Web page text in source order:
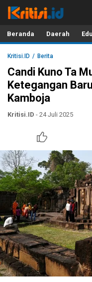
Kritisi.ID
Kritik untuk Negeri!
Beranda Daerah
Kritisi.ID Berita
Candi Kuno Ta
Ketegangan
Kamboja
Kritisi.ID - 24 Juli 2025